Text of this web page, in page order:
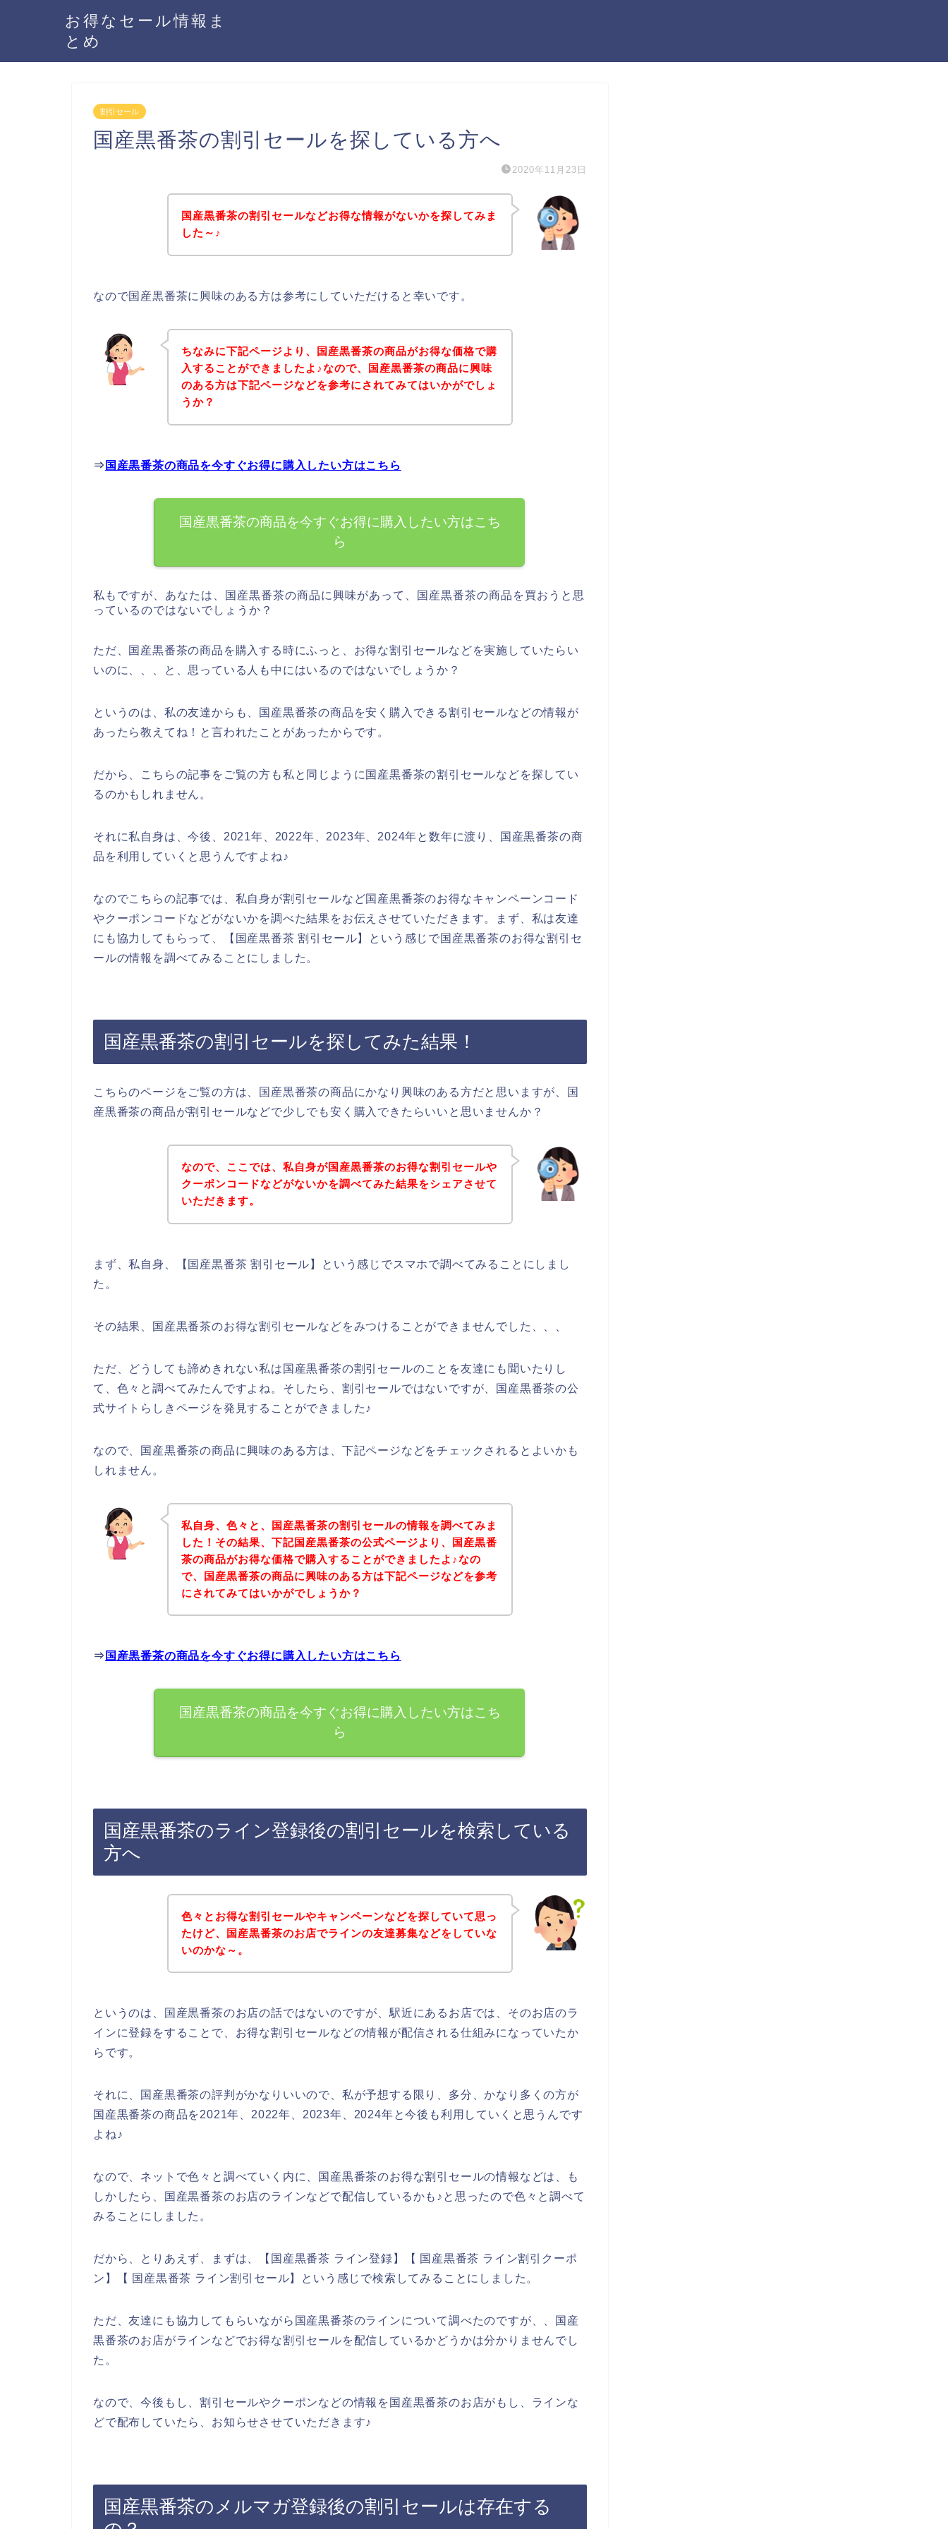
お得なセール情報ま
とめ
割引セール
国産黒番茶の割引セールを探している方へ
2020年11月23日
国産黒番茶の割引セールなどお得な情報がないかを探してみま
した～♪
なので国産黒番茶に興味のある方は参考にしていただけると幸いです。
ちなみに下記ページより、国産黒番茶の商品がお得な価格で購
入することができましたよ♪なので、国産黒番茶の商品に興味
のある方は下記ページなどを参考にされてみてはいかがでしょ
うか？
⇒ 国産黒番茶の商品を今すぐお得に購入したい方はこちら
国産黒番茶の商品を今すぐお得に購入したい方はこち
ら
私もですが、あなたは、国産黒番茶の商品に興味があって、国産黒番茶の商品を買おうと思
っているのではないでしょうか？
ただ、国産黒番茶の商品を購入する時にふっと、お得な割引セールなどを実施していたらい
いのに、、、と、思っている人も中にはいるのではないでしょうか？
というのは、私の友達からも、国産黒番茶の商品を安く購入できる割引セールなどの情報が
あったら教えてね！と言われたことがあったからです。
だから、こちらの記事をご覧の方も私と同じように国産黒番茶の割引セールなどを探してい
るのかもしれません。
それに私自身は、今後、2021年、2022年、2023年、2024年と数年に渡り、国産黒番茶の商
品を利用していくと思うんですよね♪
なのでこちらの記事では、私自身が割引セールなど国産黒番茶のお得なキャンペーンコード
やクーポンコードなどがないかを調べた結果をお伝えさせていただきます。まず、私は友達
にも協力してもらって、【国産黒番茶 割引セール】という感じで国産黒番茶のお得な割引セ
ールの情報を調べてみることにしました。
国産黒番茶の割引セールを探してみた結果！
こちらのページをご覧の方は、国産黒番茶の商品にかなり興味のある方だと思いますが、国
産黒番茶の商品が割引セールなどで少しでも安く購入できたらいいと思いませんか？
なので、ここでは、私自身が国産黒番茶のお得な割引セールや
クーポンコードなどがないかを調べてみた結果をシェアさせて
いただきます。
まず、私自身、【国産黒番茶 割引セール】という感じでスマホで調べてみることにしまし
た。
その結果、国産黒番茶のお得な割引セールなどをみつけることができませんでした、、、
ただ、どうしても諦めきれない私は国産黒番茶の割引セールのことを友達にも聞いたりし
て、色々と調べてみたんですよね。そしたら、割引セールではないですが、国産黒番茶の公
式サイトらしきページを発見することができました♪
なので、国産黒番茶の商品に興味のある方は、下記ページなどをチェックされるとよいかも
しれません。
私自身、色々と、国産黒番茶の割引セールの情報を調べてみま
した！その結果、下記国産黒番茶の公式ページより、国産黒番
茶の商品がお得な価格で購入することができましたよ♪なの
で、国産黒番茶の商品に興味のある方は下記ページなどを参考
にされてみてはいかがでしょうか？
⇒ 国産黒番茶の商品を今すぐお得に購入したい方はこちら
国産黒番茶の商品を今すぐお得に購入したい方はこち
ら
国産黒番茶のライン登録後の割引セールを検索している
方へ
色々とお得な割引セールやキャンペーンなどを探していて思っ
たけど、国産黒番茶のお店でラインの友達募集などをしていな
いのかな～。
というのは、国産黒番茶のお店の話ではないのですが、駅近にあるお店では、そのお店のラ
インに登録をすることで、お得な割引セールなどの情報が配信される仕組みになっていたか
らです。
それに、国産黒番茶の評判がかなりいいので、私が予想する限り、多分、かなり多くの方が
国産黒番茶の商品を2021年、2022年、2023年、2024年と今後も利用していくと思うんです
よね♪
なので、ネットで色々と調べていく内に、国産黒番茶のお得な割引セールの情報などは、も
しかしたら、国産黒番茶のお店のラインなどで配信しているかも♪と思ったので色々と調べて
みることにしました。
だから、とりあえず、まずは、【国産黒番茶 ライン登録】【 国産黒番茶 ライン割引クーポ
ン】【 国産黒番茶 ライン割引セール】という感じで検索してみることにしました。
ただ、友達にも協力してもらいながら国産黒番茶のラインについて調べたのですが、、国産
黒番茶のお店がラインなどでお得な割引セールを配信しているかどうかは分かりませんでし
た。
なので、今後もし、割引セールやクーポンなどの情報を国産黒番茶のお店がもし、ラインな
どで配布していたら、お知らせさせていただきます♪
国産黒番茶のメルマガ登録後の割引セールは存在する